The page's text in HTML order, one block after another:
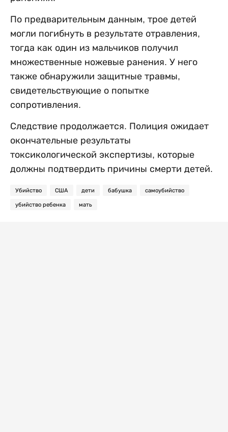
По предварительным данным, трое детей
могли погибнуть в результате отравления,
тогда как один из мальчиков получил
множественные ножевые ранения. У него
также обнаружили защитные травмы,
свидетельствующие о попытке
сопротивления.
Следствие продолжается. Полиция ожидает
окончательные результаты
токсикологической экспертизы, которые
должны подтвердить причины смерти детей.
Убийство США дети бабушка самоубийство
убийство ребенка мать